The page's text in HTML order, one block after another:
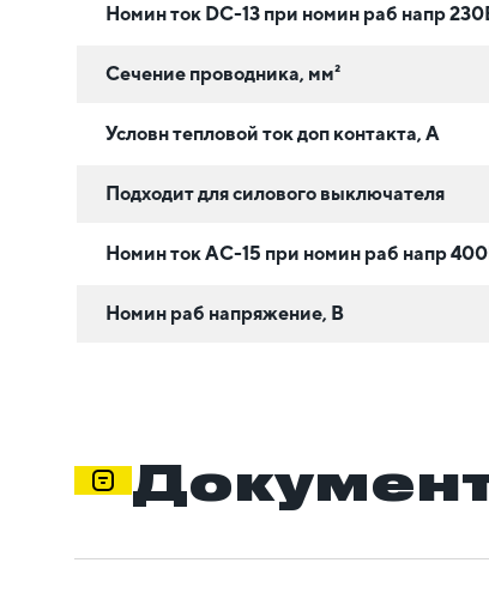
Номин ток DC-13 при номин раб напр
Сечение проводника, мм²
Условн тепловой ток доп контакта, А
Подходит для силового выключателя
Номин ток AC-15 при номин раб напр
Номин раб напряжение, В